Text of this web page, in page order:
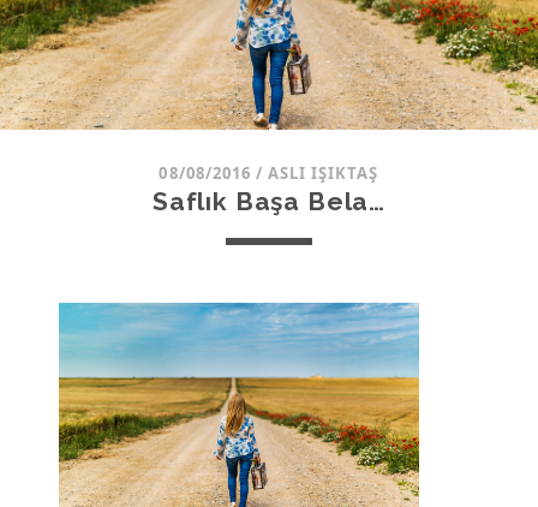
08/08/2016 /ASLI IŞIKTAŞ
Saflık Başa Bela…